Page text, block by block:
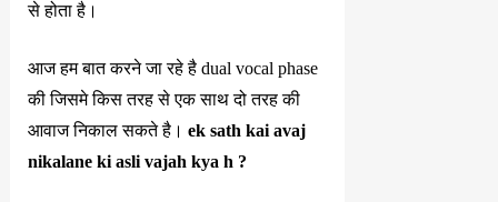
से होता है।
आज हम बात करने जा रहे है dual vocal phase
की जिसमे किस तरह से एक साथ दो तरह की
आवाज निकाल सकते है। ek sath kai avaj
nikalane ki asli vajah kya h ?